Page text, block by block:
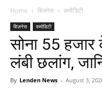
Home बिज़नेस कमोडिटी
बिज़नेस कमोडिटी
सोना 55 हजार
लंबी छलांग,
By Lenden News - August 3,